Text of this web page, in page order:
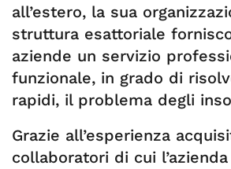
all’estero, la sua
struttura esattoriale
aziende un servizio
funzionale, in grado di
rapidi, il problema degli
Grazie all’esperienza
collaboratori di cui